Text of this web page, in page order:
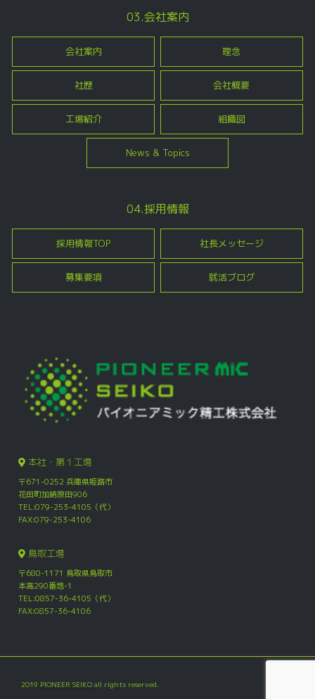
03.会社案内
会社案内 理念
社歴 会社概要
工場紹介 組織図
News & Topics
04.採用情報
採用情報TOP 社長メッセージ
募集要項 就活ブログ
本社・第１工場
〒671-0252 兵庫県姫路市
花田町加納原田906
TEL:079-253-4105（代）
FAX:079-253-4106
鳥取工場
〒680-1171 鳥取県鳥取市
本高290番地-1
TEL:0857-36-4105（代）
FAX:0857-36-4106
2019 PIONEER SEIKO all rights reserved.